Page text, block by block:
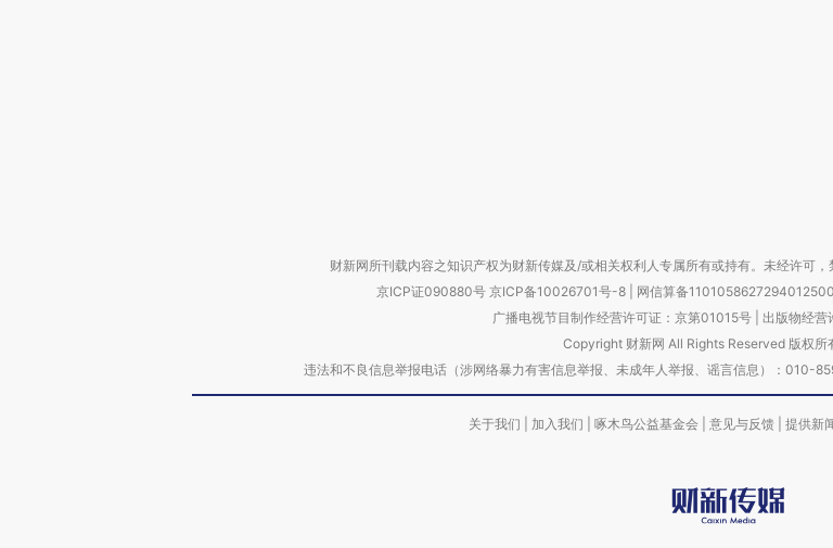
财新网所刊载内容之知识产权为财新传媒及/或相关权利人专属所有或持有。未经许可
京ICP证090880号 京ICP备10026701号-8 网信算备
广播电视节目制作经营许可证：京第01015号| 出版物经营
Copyright 财新网 All Rights Reserved 版权所
违法和不良信息举报电话（涉网络暴力有害信息举报、未成年人举报、谣言信息）：
关于我们 加入我们 啄木鸟公益基金会 意见与反馈 提供新